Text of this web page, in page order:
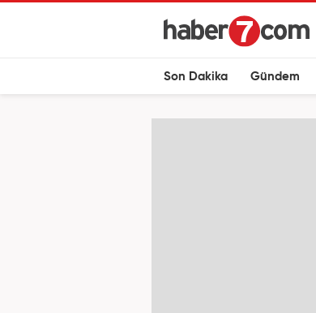
Son Dakika Gündem